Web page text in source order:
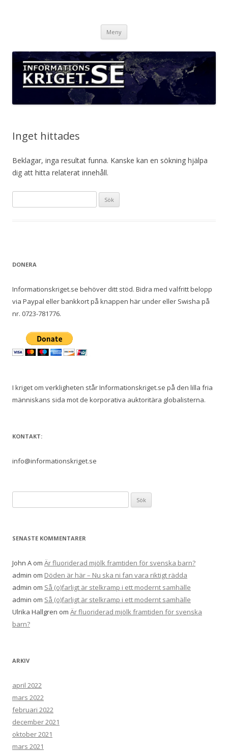
Meny
Inget hittades
Beklagar, inga resultat funna. Kanske kan en sökning hjälpa
dig att hitta relaterat innehåll.
ö
DONERA
Informationskriget.se behöver ditt stöd. Bidra med valfritt belopp
via Paypal eller bankkort på knappen här under eller Swisha på
nr. 0723-781776.
I kriget om verkligheten står Informationskriget.se på den lilla fria
människans sida mot de korporativa auktoritära globalisterna.
KONTAKT:
info@informationskriget.se
ö
e
t
SENASTE KOMMENTARER
John A om Är fluoriderad mjölk framtiden för svenska barn?
admin om Döden är här – Nu ska ni fan vara riktigt rädda
admin om Så (o)farligt är stelkramp i ett modernt samhälle
admin om Så (o)farligt är stelkramp i ett modernt samhälle
Ulrika Hallgren om Är fluoriderad mjölk framtiden för svenska
barn?
ARKIV
april 2022
mars 2022
februari 2022
december 2021
oktober 2021
mars 2021